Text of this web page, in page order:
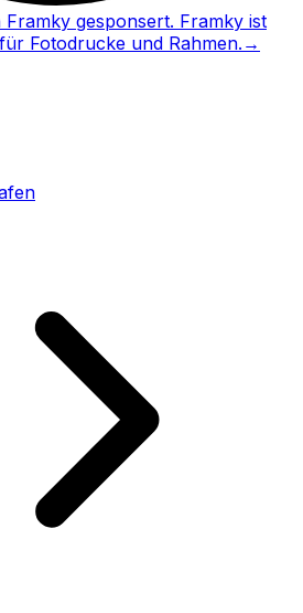
gesponsert. Framky ist
Fotodrucke und Rahmen. →